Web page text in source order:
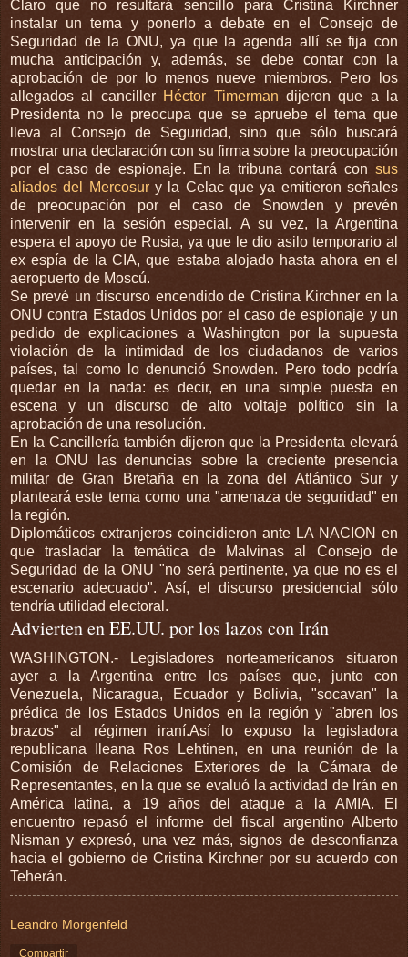
Claro que no resultará sencillo para Cristina Kirchner
instalar un tema y ponerlo a debate en el Consejo de
Seguridad de la ONU, ya que la agenda allí se fija con
mucha anticipación y, además, se debe contar con la
aprobación de por lo menos nueve miembros. Pero los
allegados al canciller Héctor Timerman dijeron que a la
Presidenta no le preocupa que se apruebe el tema que
lleva al Consejo de Seguridad, sino que sólo buscará
mostrar una declaración con su firma sobre la preocupación
por el caso de espionaje. En la tribuna contará con sus
aliados del Mercosury la Celac que ya emitieron señales
de preocupación por el caso de Snowden y prevén
intervenir en la sesión especial. A su vez, la Argentina
espera el apoyo de Rusia, ya que le dio asilo temporario al
ex espía de la CIA, que estaba alojado hasta ahora en el
aeropuerto de Moscú.
Se prevé un discurso encendido de Cristina Kirchner en la
ONU contra Estados Unidos por el caso de espionaje y un
pedido de explicaciones a Washington por la supuesta
violación de la intimidad de los ciudadanos de varios
países, tal como lo denunció Snowden. Pero todo podría
quedar en la nada: es decir, en una simple puesta en
escena y un discurso de alto voltaje político sin la
aprobación de una resolución.
En la Cancillería también dijeron que la Presidenta elevará
en la ONU las denuncias sobre la creciente presencia
militar de Gran Bretaña en la zona del Atlántico Sur y
planteará este tema como una "amenaza de seguridad" en
la región.
Diplomáticos extranjeros coincidieron ante LA NACION en
que trasladar la temática de Malvinas al Consejo de
Seguridad de la ONU "no será pertinente, ya que no es el
escenario adecuado". Así, el discurso presidencial sólo
tendría utilidad electoral.
Advierten en EE.UU. por los lazos con Irán
WASHINGTON.- Legisladores norteamericanos situaron
ayer a la Argentina entre los países que, junto con
Venezuela, Nicaragua, Ecuador y Bolivia, "socavan" la
prédica de los Estados Unidos en la región y "abren los
brazos" al régimen iraní.Así lo expuso la legisladora
republicana Ileana Ros Lehtinen, en una reunión de la
Comisión de Relaciones Exteriores de la Cámara de
Representantes, en la que se evaluó la actividad de Irán en
América latina, a 19 años del ataque a la AMIA. El
encuentro repasó el informe del fiscal argentino Alberto
Nisman y expresó, una vez más, signos de desconfianza
hacia el gobierno de Cristina Kirchner por su acuerdo con
Teherán.
Leandro Morgenfeld
Compartir